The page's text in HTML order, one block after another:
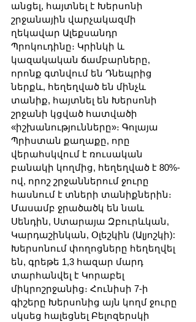
անցել, հայտնել է Խերսոնի
շրջանային վարչակազմի
ղեկավար Ալեքսանդր
Պրոկուդինը։ Կրինկի և
կազակական ճամբարները,
որոնք գտնվում են Դնեպրից
ներքև, հեղեղված են մինչև
տանիք, հայտնել են Խերսոնի
շրջանի կցված հատվածի
«իշխանությունները»։ Գոլայա
Պրիստան քաղաքը, որը
վերահսկվում է ռուսական
բանակի կողմից, հեղեղված է 80%-
ով, որոշ շրջաններում ջուրը
հասնում է տների տանիքներին։
Մասամբ ջրածածկ են նաև
Սենդին, Ստարայա Զբուրևկան,
Կարդաշինկան, Օլեշկին (Ալյոշկի):
Խերսոնում փողոցները հեղեղվել
են, գրեթե 1,3 հազար մարդ
տարհանվել է Կորաբել
միկրոշրջանից։ Հունիսի 7-ի
գիշերը Խերսոնից այն կողմ ջուրը
սկսեց հալեցնել Բելոզերսկի